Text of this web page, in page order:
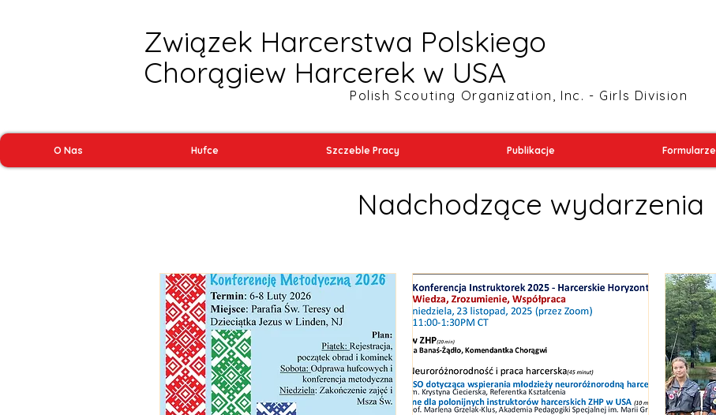
Związek Harcerstwa Polskiego
Chorągiew Harcerek w USA
Polish Scouting Organization, Inc. - Girls Division
O Nas Hufce Szczeble Pracy Publikacje Formularze
Nadchodzące wydarzenia